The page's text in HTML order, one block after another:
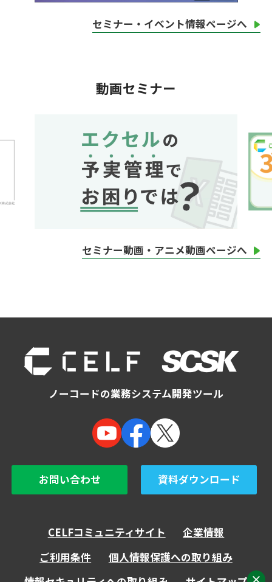
セミナー・イベント情報ページへ
動画セミナー
セミナー動画・アニメ動画ページへ
ノーコードの業務システム開発ツール
お問い合わせ 資料ダウンロード
CELFコミュニティサイト
企業情報
ご利用条件
個人情報保護への取り組み